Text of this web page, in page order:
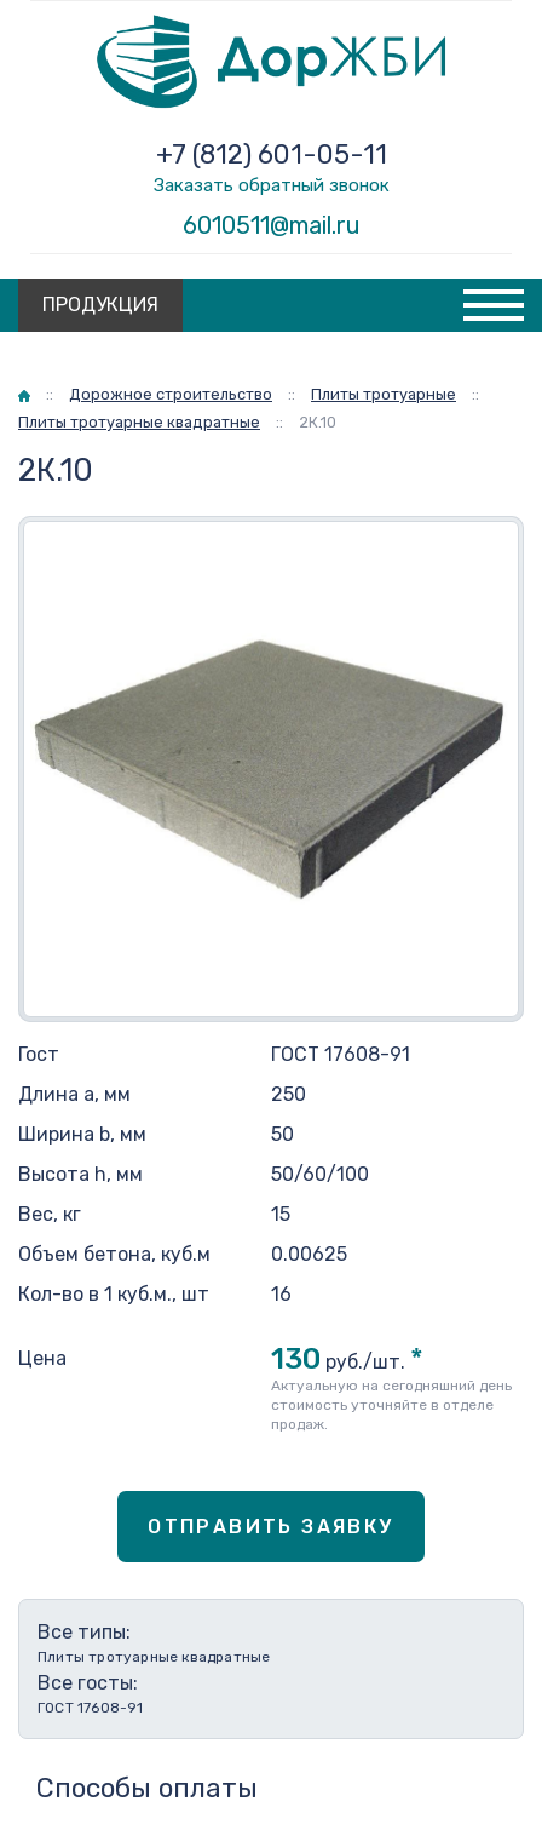
6010511@mail.ru
+7 (812) 601-05-11
Заказать обратный звонок
ПРОДУКЦИЯ
Главная
:: Дорожное строительство :: Плиты тротуарные
::
Плиты тротуарные квадратные
:: 2К.10
2К.10
Гост
ГОСТ 17608-91
Длина a, мм
250
Ширина b, мм
50
Высота h, мм
50/60/100
Вес, кг
15
Объем бетона, куб.м
0.00625
Кол-во в 1 куб.м., шт
16
Цена 130 руб./шт. *
Актуальную на сегодняшний день
стоимость уточняйте в отделе
продаж.
ОТПРАВИТЬ ЗАЯВКУ
Все типы:
Плиты тротуарные квадратные
Все госты:
ГОСТ 17608-91
Способы оплаты